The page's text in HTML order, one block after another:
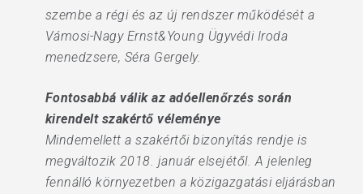
szembe a régi és az új rendszer működését a
Vámosi-Nagy Ernst&Young Ügyvédi Iroda
menedzsere, Séra Gergely.
Fontosabbá válik az adóellenőrzés során
kirendelt szakértő véleménye
Mindemellett a szakértői bizonyítás rendje is
megváltozik 2018. január elsejétől. A jelenleg
fennálló környezetben a közigazgatási eljárásban